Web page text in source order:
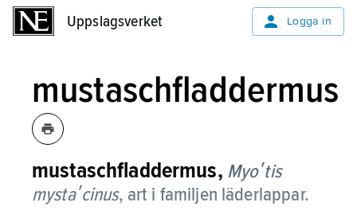
Uppslagsverket Logga in
mustaschfladdermus
mustaschfladdermus, Myoʹtis
mystaʹcinus, art i familjen läderlappar.